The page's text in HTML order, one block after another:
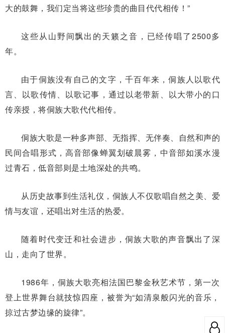
大的鼓舞，我们定当将这些珍贵的曲目代代相传！”
这些从山野间飘出的天籁之音，已经传唱了2500多
年。
由于侗族没有自己的文字，千百年来，侗族人以歌代
言、以歌传情、以歌记事，通过以老带新、以大带小的口
传亲授，将侗族大歌代代相传。
侗族大歌是一种多声部、无指挥、无伴奏、自然和声的
民间合唱形式，高音部像蝉翼划破晨雾，中音部如溪水漫
过青石，低音部则是土地深处的共鸣。
从历史故事到生活礼仪，侗族人不仅歌唱自然之美、爱
情与友谊，还唱出对生活的热爱。
随着时代变迁和社会进步，侗族大歌的声音飘出了深
山，走向了世界。
1986年，侗族大歌亮相法国巴黎金秋艺术节，第一次
登上世界舞台就技惊四座，被誉为“如清泉般闪光的音乐，
掠过古梦边缘的旋律”。